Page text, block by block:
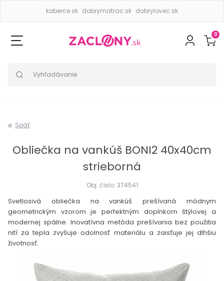
koberce.sk dobrymatrac.sk dobrylovec.sk
0
Späť
Obliečka na vankúš BONI2 40x40cm
strieborná
Obj. číslo: 374541
Svetlosivá obliečka na vankúš prešívaná módnym
geometrickým vzorom je perfektným doplnkom štýlovej a
modernej spálne. Inovatívna metóda prešívania bez použitia
nití za tepla zvyšuje odolnosť materiálu a zaisťuje jej dlhšiu
životnosť.